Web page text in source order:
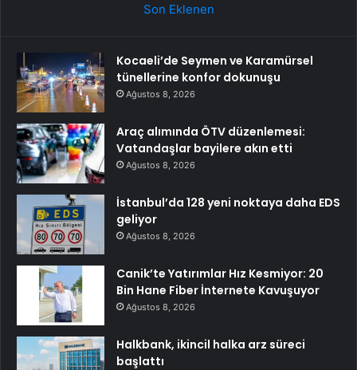
Son Eklenen
Kocaeli’de Seymen ve Karamürsel
tünellerine konfor dokunuşu
Ağustos 8, 2026
Araç alımında ÖTV düzenlemesi:
Vatandaşlar bayilere akın etti
Ağustos 8, 2026
İstanbul’da 128 yeni noktaya daha EDS
geliyor
Ağustos 8, 2026
Canik’te Yatırımlar Hız Kesmiyor: 20
Bin Hane Fiber İnternete Kavuşuyor
Ağustos 8, 2026
Halkbank, ikincil halka arz süreci
başlattı